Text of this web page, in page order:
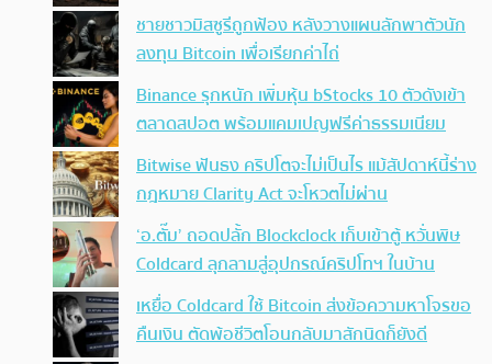
ชายชาวมิสซูรีถูกฟ้อง หลังวางแผนลักพาตัวนัก
ลงทุน Bitcoin เพื่อเรียกค่าไถ่
Binance รุกหนัก เพิ่มหุ้น bStocks 10 ตัวดังเข้า
ตลาดสปอต พร้อมแคมเปญฟรีค่าธรรมเนียม
Bitwise ฟันธง คริปโตจะไม่เป็นไร แม้สัปดาห์นี้ร่าง
กฎหมาย Clarity Act จะโหวตไม่ผ่าน
‘อ.ตั๊ม’ ถอดปลั้ก Blockclock เก็บเข้าตู้ หวั่นพิษ
Coldcard ลุกลามสู่อุปกรณ์คริปโทฯ ในบ้าน
เหยื่อ Coldcard ใช้ Bitcoin ส่งข้อความหาโจรขอ
คืนเงิน ตัดพ้อชีวิตโอนกลับมาสักนิดก็ยังดี